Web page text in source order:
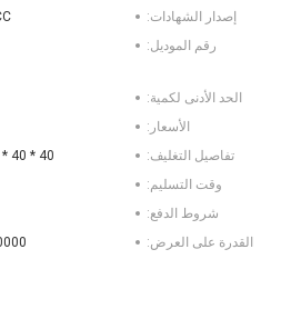
إصدار الشهادات:
رقم الموديل:
الحد الأدنى لكمية:
الأسعار:
تفاصيل التغليف:
40 * 40 * 40 سم الشركة التونسية للملاحة
وقت التسليم:
شروط الدفع:
القدرة على العرض:
100000 جهاز